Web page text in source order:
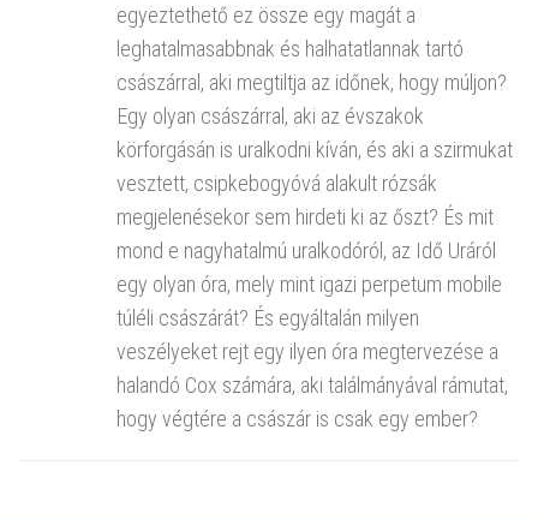
egyeztethető ez össze egy magát a
leghatalmasabbnak és halhatatlannak tartó
császárral, aki megtiltja az időnek, hogy múljon?
Egy olyan császárral, aki az évszakok
körforgásán is uralkodni kíván, és aki a szirmukat
vesztett, csipkebogyóvá alakult rózsák
megjelenésekor sem hirdeti ki az őszt? És mit
mond e nagyhatalmú uralkodóról, az Idő Uráról
egy olyan óra, mely mint igazi perpetum mobile
túléli császárát? És egyáltalán milyen
veszélyeket rejt egy ilyen óra megtervezése a
halandó Cox számára, aki találmányával rámutat,
hogy végtére a császár is csak egy ember?